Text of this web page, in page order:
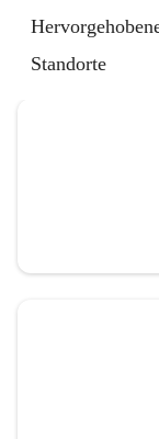
Standorte